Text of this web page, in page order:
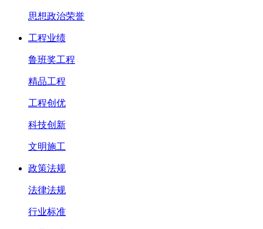
思想政治荣誉
工程业绩
鲁班奖工程
精品工程
工程创优
科技创新
文明施工
政策法规
法律法规
行业标准